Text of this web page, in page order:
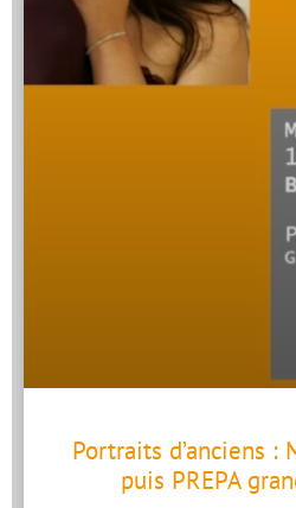
Portraits d’anciens :
puis PREPA